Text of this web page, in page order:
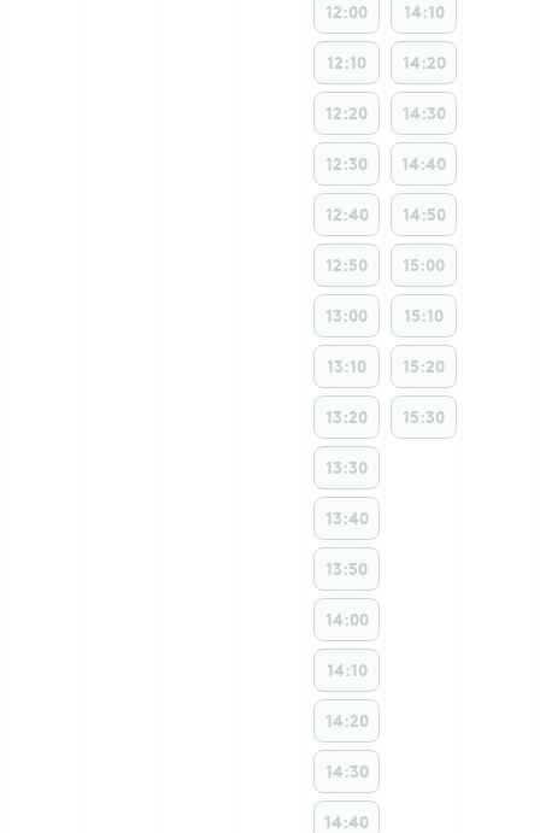
12:00
12:10
12:20
12:30
12:40
12:50
13:00
13:10
13:20
13:30
13:40
13:50
14:00
14:10
14:20
14:30
14:40
14:10
14:20
14:30
14:40
14:50
15:00
15:10
15:20
15:30